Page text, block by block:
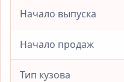
Начало выпуска
Начало продаж
Тип кузова